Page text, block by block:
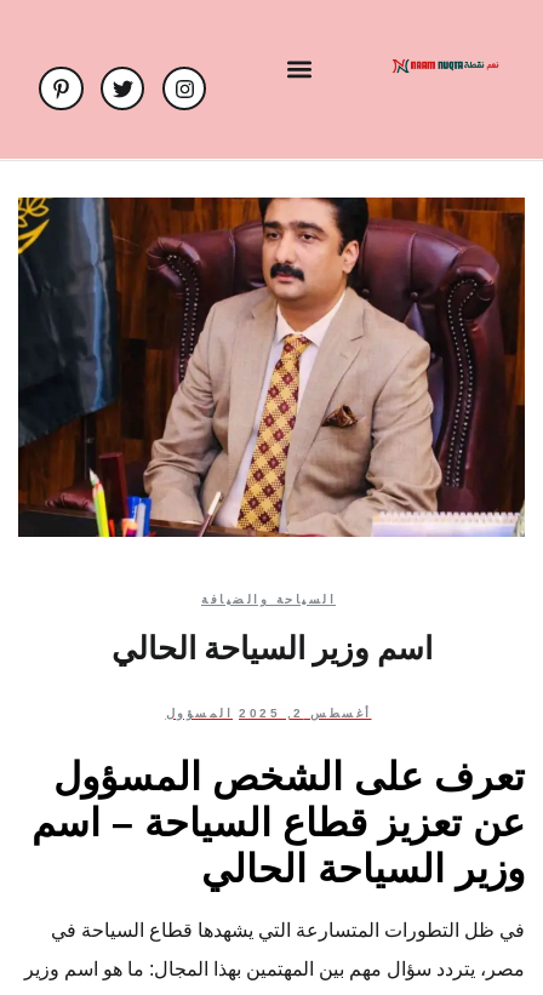
السياحة والضيافة
اسم وزير السياحة الحالي
أغسطس 2, 2025 المسؤول
تعرف على الشخص المسؤول
عن تعزيز قطاع السياحة – اسم
وزير السياحة الحالي
في ظل التطورات المتسارعة التي يشهدها قطاع السياحة في
مصر، يتردد سؤال مهم بين المهتمين بهذا المجال: ما هو اسم وزير